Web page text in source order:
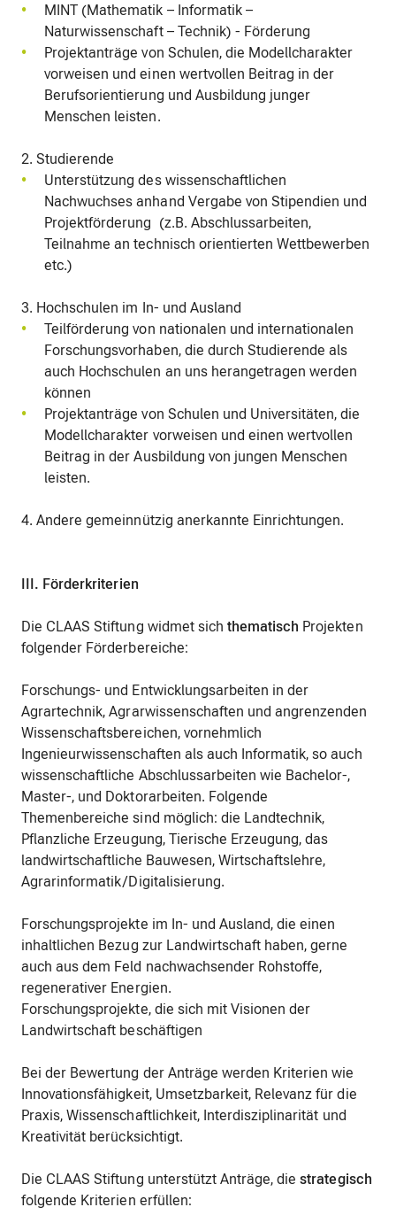
MINT (Mathematik – Informatik –
Naturwissenschaft – Technik) - Förderung
Projektanträge von Schulen, die Modellcharakter
vorweisen und einen wertvollen Beitrag in der
Berufsorientierung und Ausbildung junger
Menschen leisten.
2. Studierende
Unterstützung des wissenschaftlichen
Nachwuchses anhand Vergabe von Stipendien und
Projektförderung (z.B. Abschlussarbeiten,
Teilnahme an technisch orientierten Wettbewerben
etc.)
3. Hochschulen im In- und Ausland
Teilförderung von nationalen und internationalen
Forschungsvorhaben, die durch Studierende als
auch Hochschulen an uns herangetragen werden
können
Projektanträge von Schulen und Universitäten, die
Modellcharakter vorweisen und einen wertvollen
Beitrag in der Ausbildung von jungen Menschen
leisten.
4. Andere gemeinnützig anerkannte Einrichtungen.
III. Förderkriterien
Die CLAAS Stiftung widmet sich thematisch Projekten
folgender Förderbereiche:
Forschungs- und Entwicklungsarbeiten in der
Agrartechnik, Agrarwissenschaften und angrenzenden
Wissenschaftsbereichen, vornehmlich
Ingenieurwissenschaften als auch Informatik, so auch
wissenschaftliche Abschlussarbeiten wie Bachelor-,
Master-, und Doktorarbeiten. Folgende
Themenbereiche sind möglich: die Landtechnik,
Pflanzliche Erzeugung, Tierische Erzeugung, das
landwirtschaftliche Bauwesen, Wirtschaftslehre,
Agrarinformatik/Digitalisierung.
Forschungsprojekte im In- und Ausland, die einen
inhaltlichen Bezug zur Landwirtschaft haben, gerne
auch aus dem Feld nachwachsender Rohstoffe,
regenerativer Energien.
Forschungsprojekte, die sich mit Visionen der
Landwirtschaft beschäftigen
Bei der Bewertung der Anträge werden Kriterien wie
Innovationsfähigkeit, Umsetzbarkeit, Relevanz für die
Praxis, Wissenschaftlichkeit, Interdisziplinarität und
Kreativität berücksichtigt.
Die CLAAS Stiftung unterstützt Anträge, diestrategisch
folgende Kriterien erfüllen: